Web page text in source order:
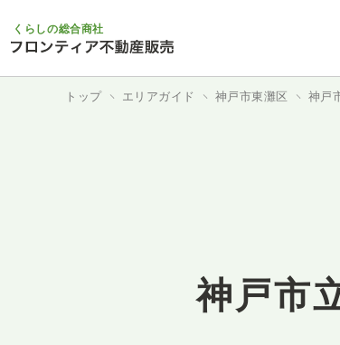
くらしの総合商社
トップ エリアガイド 神戸市東灘区 神戸
神戸市